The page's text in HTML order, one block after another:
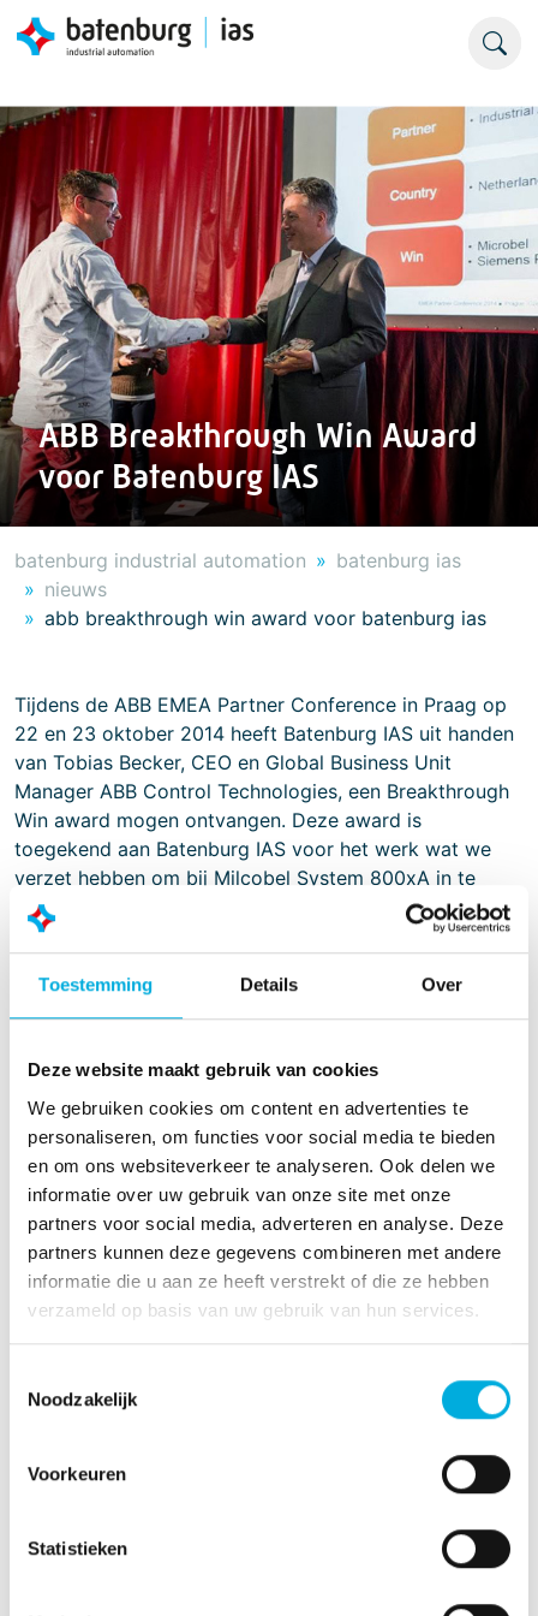
Toestemming Details Over
Deze website maakt gebruik van cookies
We gebruiken cookies om content en advertenties te
personaliseren, om functies voor social media te bieden
en om ons websiteverkeer te analyseren. Ook delen we
informatie over uw gebruik van onze site met onze
partners voor social media, adverteren en analyse. Deze
partners kunnen deze gegevens combineren met andere
informatie die u aan ze heeft verstrekt of die ze hebben
verzameld op basis van uw gebruik van hun services.
Noodzakelijk
Voorkeuren
Statistieken
ABB Breakthrough Win Award
voor Batenburg IAS
batenburg industrial automation
batenburg ias
nieuws
abb breakthrough win award voor batenburg ias
Tijdens de ABB EMEA Partner Conference in Praag op
22 en 23 oktober 2014 heeft Batenburg IAS uit handen
van Tobias Becker, CEO en Global Business Unit
Manager ABB Control Technologies, een Breakthrough
Win award mogen ontvangen. Deze award is
toegekend aan Batenburg IAS voor het werk wat we
verzet hebben om bij Milcobel System 800xA in te
zetten in concurrentie met PCS7.
Karel Walinga, partnermanager van ABB in Nederland
vertelt: “Tijdens het jaarlijkse Europese Partner Event
werd de “Break Through” Award uitgereikt. Dit is een
standaard van een klant door een ABB Partner
doorbroken wordt. Dit jaar ging deze Award terecht
naar onze ABB PA Partner Batenburg IAS uit Zundert
omdat Ron de Bruijn en zijn mannen in staat zijn
gebleken om bij een grote zuivelklant het ABB 800xA
DCS systeem -in plaats van de huidige
bedrijfsstandaard Siemens PCS7- succesvol te
implementeren.”
Ron de Bruijn, directeur van Batenburg IAS : “Dit is
uiteraard een erkenning waar we enorm trots op zijn!
Het is fijn om te merken dat niet alleen de klant weet te
waarderen waar de kwaliteiten en toegevoegde
te waarderen. De samenwerking met ABB voor dit
project is prima verlopen en heeft mede bijgedragen
Batenburg IAS heeft bij Milcobel inmiddels drie grote